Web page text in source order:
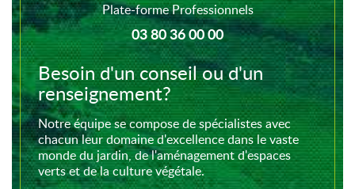
Plate-forme Professionnels
03 80 36 00 00
Besoin d'un conseil ou d'un
renseignement?
Notre équipe se compose de spécialistes avec
chacun leur domaine d'excellence dans le vaste
monde du jardin, de l'aménagement d'espaces
verts et de la culture végétale.